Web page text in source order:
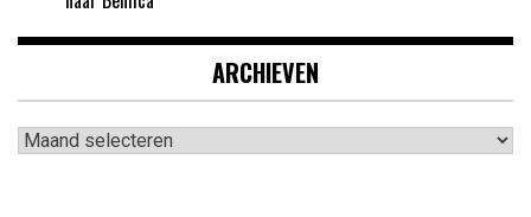
ARCHIEVEN
Archieven